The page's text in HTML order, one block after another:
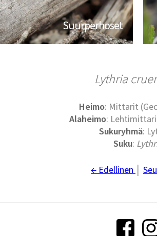
Suurperhoset
Lythria
Heimo: Mittarit
Alaheimo:
Sukuryhmä:
Suku:
← Edellinen